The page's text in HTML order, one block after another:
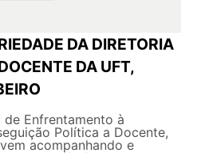
DA DIRETORIA
DA UFT,
Enfrentamento à
Política a Docente,
acompanhando e